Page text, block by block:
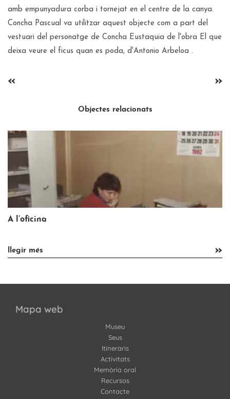
amb empunyadura corba i tornejat en el centre de la canya.
Concha Pascual va utilitzar aquest objecte com a part del
vestuari del personatge de Concha Eustaquia de l'obra El que
deixa veure el ficus quan es poda, d'Antonio Arbeloa .
« »
Objectes relacionats
A l’oficina
llegir més »
Mapa web
Museu
Seus
Itineraris
Activitats
Memòria oral
Recursos
Contacte